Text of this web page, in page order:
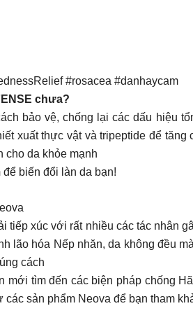
#rosacea #danhaycam
chưa?
bảo vệ, chống lại các dấu hiệu
xuất thực vật và tripeptide để
cho da khỏe mạnh
biến đổi làn da bạn!
tiếp xúc với rất nhiều các tác nhân
lão hóa Nếp nhăn, da không đều
cách
tìm đến các biện pháp chống
sản phẩm Neova để bạn tham